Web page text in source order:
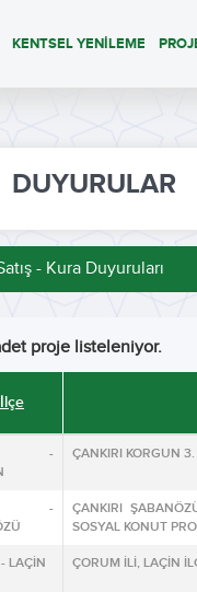
KENTSEL YENİLEME
DUYURULAR
- Kura Duyuruları
proje listeleniyor.
İlçe
-
ÇANKIRI KORGUN
-
ÇANKIRI
SOSYAL KONUT
LAÇİN ÇORUM İLİ, LAÇİN